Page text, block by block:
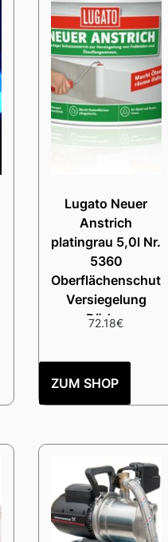
Lugato Neuer
Anstrich
platingrau 5,0l Nr.
5360
Oberflächenschutz
Versiegelung
Böden
72.18€
ZUM SHOP